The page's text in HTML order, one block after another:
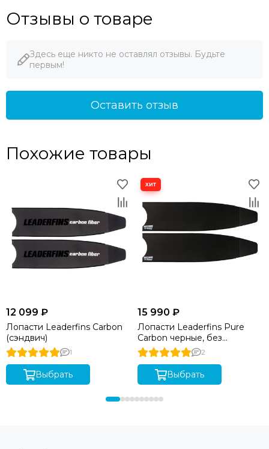
Отзывы о товаре
Здесь еще никто не оставлял отзывы. Будьте
первым!
Оставить отзыв
Похожие товары
12 099 ₽
Лопасти Leaderfins Carbon
(сэндвич)
1
Выбрать
15 990 ₽
Лопасти Leaderfins Pure
Carbon черные, без
наклейки, 20°, длина 80 см
2
Выбрать